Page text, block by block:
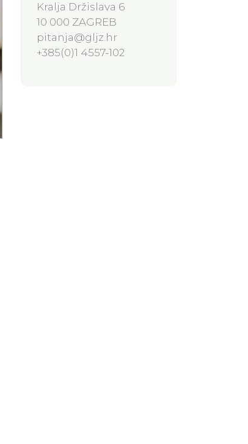
Kralja Držislava 6
10 000 ZAGREB
pitanja@gljz.hr
+385(0)1 4557-102